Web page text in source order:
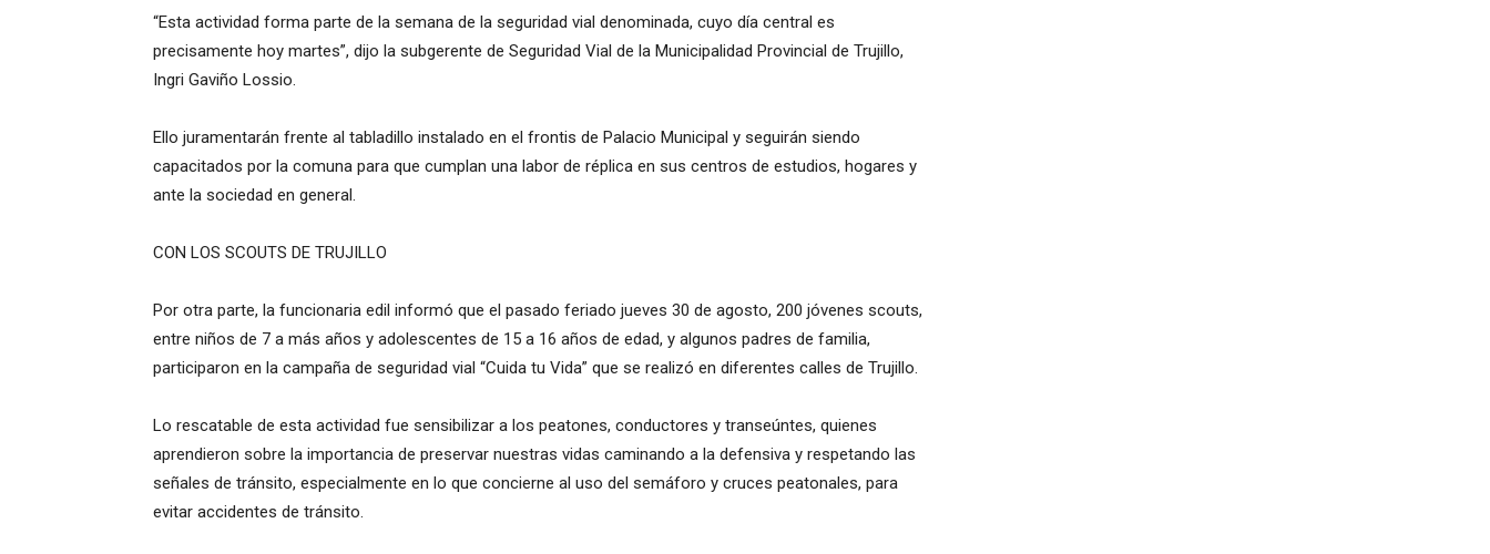
“Esta actividad forma parte de la semana de la seguridad vial denominada, cuyo día central es
precisamente hoy martes”, dijo la subgerente de Seguridad Vial de la Municipalidad Provincial de Trujillo,
Ingri Gaviño Lossio.
Ello juramentarán frente al tabladillo instalado en el frontis de Palacio Municipal y seguirán siendo
capacitados por la comuna para que cumplan una labor de réplica en sus centros de estudios, hogares y
ante la sociedad en general.
CON LOS SCOUTS DE TRUJILLO
Por otra parte, la funcionaria edil informó que el pasado feriado jueves 30 de agosto, 200 jóvenes scouts,
entre niños de 7 a más años y adolescentes de 15 a 16 años de edad, y algunos padres de familia,
participaron en la campaña de seguridad vial “Cuida tu Vida” que se realizó en diferentes calles de Trujillo.
Lo rescatable de esta actividad fue sensibilizar a los peatones, conductores y transeúntes, quienes
aprendieron sobre la importancia de preservar nuestras vidas caminando a la defensiva y respetando las
señales de tránsito, especialmente en lo que concierne al uso del semáforo y cruces peatonales, para
evitar accidentes de tránsito.